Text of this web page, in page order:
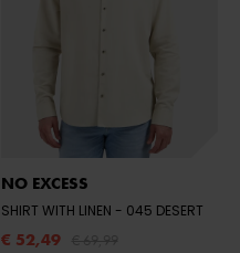
NO EXCESS
SHIRT WITH LINEN - 045 DESERT
€ 52,49